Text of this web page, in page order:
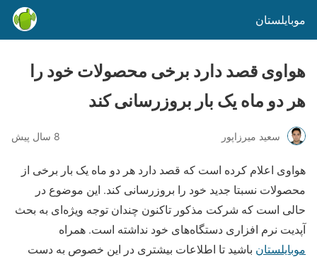
موبایلستان
هواوی قصد دارد برخی محصولات خود را
هر دو ماه یک بار بروزرسانی کند
سعید میرزاپور 8 سال پیش
هواوی اعلام کرده است که قصد دارد هر دو ماه یک بار برخی از
محصولات نسبتا جدید خود را بروزرسانی کند. این موضوع در
حالی است که شرکت مذکور تاکنون چندان توجه ویژه‌ای به بحث
آپدیت نرم افزاری دستگاه‌های خود نداشته است. همراه
موبایلستان باشید تا اطلاعات بیشتری در این خصوص به دست